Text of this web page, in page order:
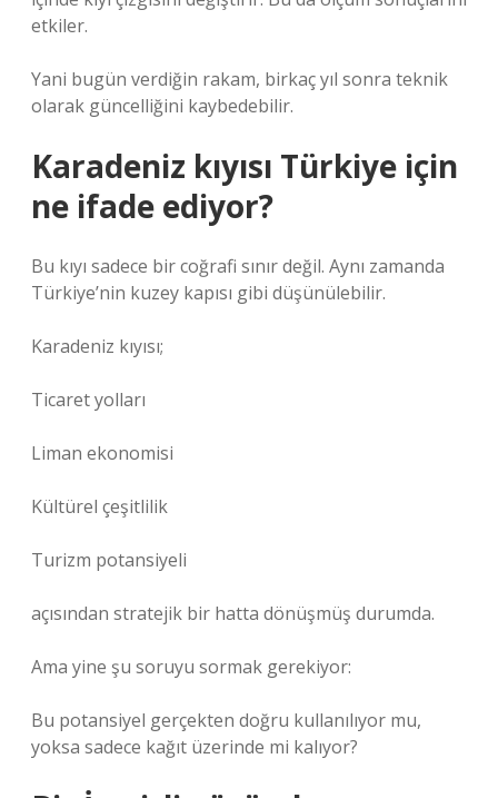
etkiler.
Yani bugün verdiğin rakam, birkaç yıl sonra teknik
olarak güncelliğini kaybedebilir.
Karadeniz kıyısı Türkiye için
ne ifade ediyor?
Bu kıyı sadece bir coğrafi sınır değil. Aynı zamanda
Türkiye’nin kuzey kapısı gibi düşünülebilir.
Karadeniz kıyısı;
Ticaret yolları
Liman ekonomisi
Kültürel çeşitlilik
Turizm potansiyeli
açısından stratejik bir hatta dönüşmüş durumda.
Ama yine şu soruyu sormak gerekiyor:
Bu potansiyel gerçekten doğru kullanılıyor mu,
yoksa sadece kağıt üzerinde mi kalıyor?